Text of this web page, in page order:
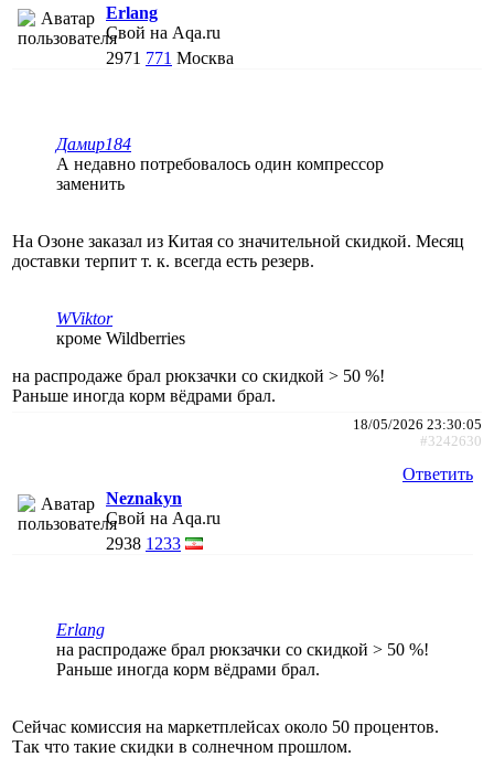
Erlang
Свой на Aqa.ru
2971 771 Москва
Дамир184
А недавно потребовалось один компрессор
заменить
На Озоне заказал из Китая со значительной скидкой. Месяц
доставки терпит т. к. всегда есть резерв.
WViktor
кроме Wildberries
на распродаже брал рюкзачки со скидкой > 50 %!
Раньше иногда корм вёдрами брал.
18/05/2026 23:30:05
#3242630
Ответить
Neznakyn
Свой на Aqa.ru
2938 1233
Erlang
на распродаже брал рюкзачки со скидкой > 50 %!
Раньше иногда корм вёдрами брал.
Сейчас комиссия на маркетплейсах около 50 процентов.
Так что такие скидки в солнечном прошлом.